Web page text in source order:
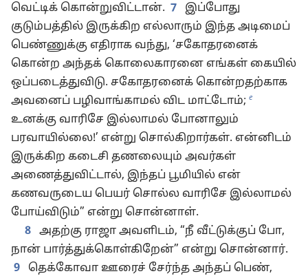
வெட்டிக் கொன்றுவிட்டான். 7
இப்போது
குடும்பத்தில் இருக்கிற எல்லாரும் இந்த அடிமைப்
பெண்ணுக்கு எதிராக வந்து, ‘சகோதரனைக்
கொன்ற அந்தக் கொலைகாரனை எங்கள் கையில்
ஒப்படைத்துவிடு. சகோதரனைக் கொன்றதற்காக
அவனைப் பழிவாங்காமல் விட மாட்டோம்; e
உனக்கு வாரிசே இல்லாமல் போனாலும்
பரவாயில்லை!’ என்று சொல்கிறார்கள். என்னிடம்
இருக்கிற கடைசி தணலையும் அவர்கள்
அணைத்துவிட்டால், இந்தப் பூமியில் என்
கணவருடைய பெயர் சொல்ல வாரிசே இல்லாமல்
போய்விடும்” என்று சொன்னாள்.
8 அதற்கு ராஜா அவளிடம், “நீ வீட்டுக்குப் போ,
நான் பார்த்துக்கொள்கிறேன்” என்று சொன்னார்.
9
தெக்கோவா ஊரைச் சேர்ந்த அந்தப் பெண்,